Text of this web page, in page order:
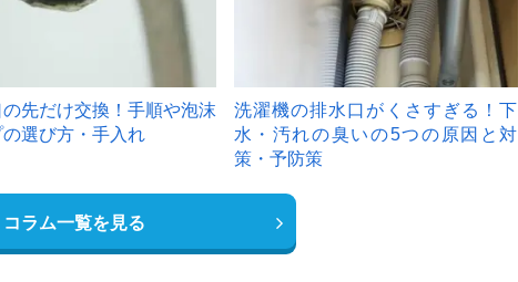
先だけ交換！手順や泡沫
選び方・手入れ
洗濯機の排水口がくさすぎる！下
水・汚れの臭いの5つの原因と対
策・予防策
コラム一覧を見る